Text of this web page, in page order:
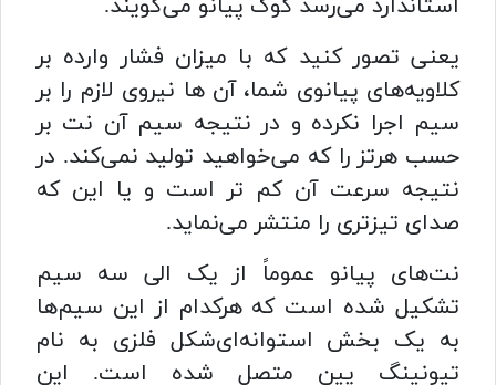
یعنی تصور کنید که با میزان فشار وارده بر
کلاویه‌های پیانوی شما، آن ها نیروی لازم را بر
سیم اجرا نکرده و در نتیجه سیم آن نت بر
حسب هرتز را که می‌خواهید تولید نمی‌کند. در
نتیجه سرعت آن کم تر است و یا این که
صدای تیزتری را منتشر می‌نماید.
نت‌های پیانو عموماً از یک الی سه سیم
تشکیل شده است که هرکدام از این سیم‌ها
به یک بخش استوانه‌ای‌شکل فلزی به نام
تیونینگ پین متصل شده است. این